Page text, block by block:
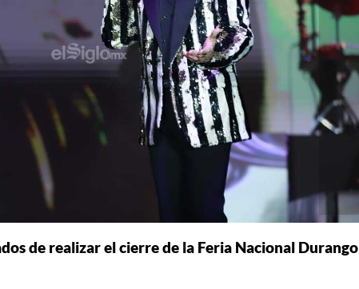
de realizar el cierre de la Feria Nacional Durango